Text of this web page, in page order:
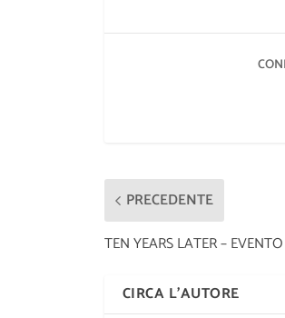
PRECEDENTE
TEN YEARS LATER – EVENTO
CIRCA L'AUTORE